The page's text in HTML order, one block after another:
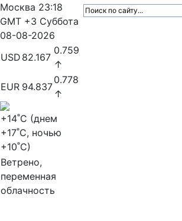
Москва 23:18
GMT +3 Суббота
08-08-2026
USD 82.167
0.759
↑
EUR 94.837
0.778
↑
+14˚C (днем
+17˚C, ночью
+10˚C)
Ветрено,
переменная
облачность